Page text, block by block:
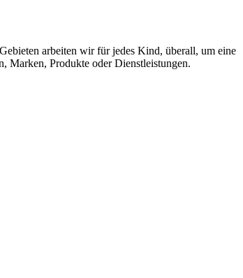
arbeiten wir für jedes Kind, überall, um eine
Marken, Produkte oder Dienstleistungen.